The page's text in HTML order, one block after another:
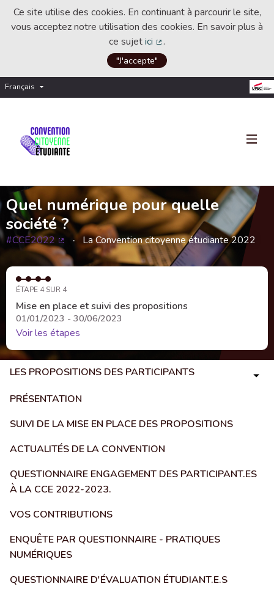
Ce site utilise des cookies. En continuant à parcourir le site,
vous acceptez notre utilisation des cookies. En savoir plus à
ce sujetici
(Lien externe)
.
"J'accepte"
Français Choisir la langue
Quel numérique pour quelle
société ?
#CCE2022
(Lien externe)
La Convention citoyenne étudiante 2022
ÉTAPE 4 SUR 4
Mise en place et suivi des propositions
01/01/2023 - 30/06/2023
Voir les étapes
LES PROPOSITIONS DES PARTICIPANTS
PRÉSENTATION
SUIVI DE LA MISE EN PLACE DES PROPOSITIONS
ACTUALITÉS DE LA CONVENTION
QUESTIONNAIRE ENGAGEMENT DES PARTICIPANT.ES
À LA CCE 2022-2023.
VOS CONTRIBUTIONS
ENQUÊTE PAR QUESTIONNAIRE - PRATIQUES
NUMÉRIQUES
QUESTIONNAIRE D'ÉVALUATION ÉTUDIANT.E.S